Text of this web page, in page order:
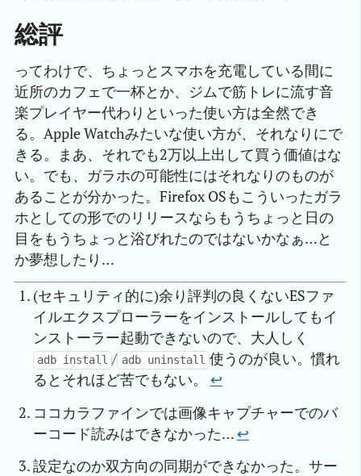
総評
ってわけで、ちょっとスマホを充電している間に
近所のカフェで一杯とか、ジムで筋トレに流す音
楽プレイヤー代わりといった使い方は全然でき
る。Apple Watchみたいな使い方が、それなりにで
きる。まあ、それでも2万以上出して買う価値はな
い。でも、ガラホの可能性にはそれなりのものが
あることが分かった。Firefox OSもこういったガラ
ホとしての形でのリリースならもうちょっと日の
目をもうちょっと浴びれたのではないかなぁ…と
か夢想したり…
(セキュリティ的に)余り評判の良くないESファ
イルエクスプローラーをインストールしてもイ
ンストーラー起動できないので、大人しく
adb install / adb uninstall 使うのが良い。慣れ
るとそれほど苦でもない。 ↩︎
ココカラファインでは画像キャプチャーでのバ
ーコード読みはできなかった…↩︎
設定なのか双方向の同期ができなかった。サー